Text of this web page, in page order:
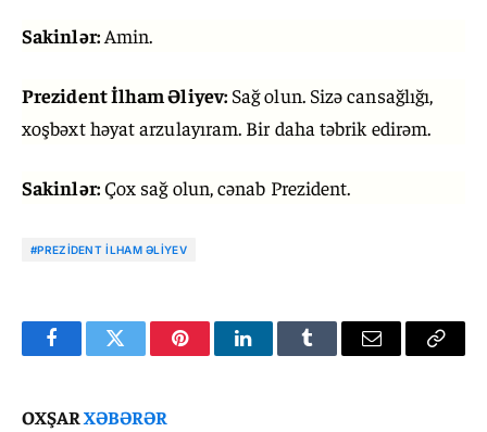
Sakinlər:Amin.
Prezident İlham Əliyev:Sağ olun. Sizə cansağlığı,
xoşbəxt həyat arzulayıram. Bir daha təbrik edirəm.
Sakinlər:Çox sağ olun, cənab Prezident.
#PREZIDENT İLHAM ƏLIYEV
FacebookTwitter PinterestLinkedInTumblr Email
Copy
OXŞARXƏBƏRƏR